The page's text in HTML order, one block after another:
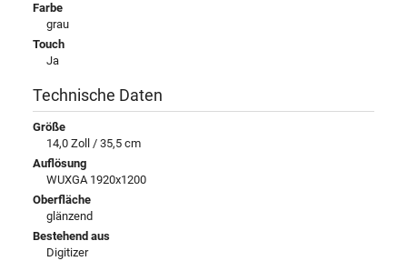
Farbe
grau
Touch
Ja
Technische Daten
Größe
14,0 Zoll / 35,5 cm
Auflösung
WUXGA 1920x1200
Oberfläche
glänzend
Bestehend aus
Digitizer